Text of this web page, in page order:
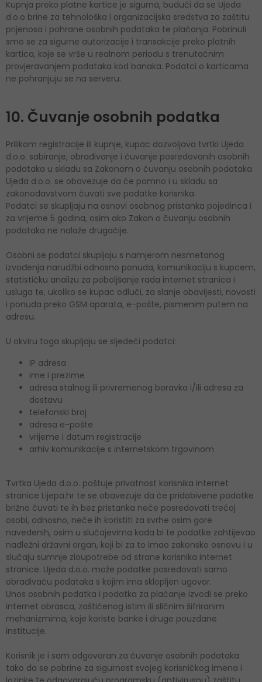
Kupnja preko platne kartice je sigurna, budući da se Ujeda
d.o.o brine za tehnološka i organizacijska sredstva za zaštitu
prijenosa i pohrane osobnih podataka te plaćanja. Pobrinuli
smo se za sigurne autorizacije i transakcije preko platnih
kartica, koje se vrše u realnom periodu s trenutačnim
provjeravanjem podataka kod banaka. Podatci o karticama
ne pohranjuju se na serveru.
10. Čuvanje osobnih podatka
Prilikom registracije ili kupnje, kupac dozvoljava tvrtki Ujeda
d.o.o. sabiranje, obrađivanje i čuvanje posredovanih osobnih
podataka u skladu sa Zakonom o čuvanju osobnih podataka.
Ujeda d.o.o. se obavezuje da će pomno i u skladu sa
zakonodavstvom čuvati sve podatke korisnika.
Podatci se skupljaju na osnovi osobnog pristanka pojedinca i
za vrijeme 5 godina, osim ako Zakon o čuvanju osobnih
podataka ne nalaže drugačije.
Osobni se podatci skupljaju s namjerom nesmetanog
izvođenja narudžbi odnosno ponuda, komunikaciju s kupcem,
statističku analizu za poboljšanje rada internet stranica i
usluga te, ukoliko se kupac odluči, za slanje obavijesti, novosti
i ponuda preko GSM aparata, e-pošte, pismenim putem na
adresu.
U okviru toga skupljaju se sljedeći podatci:
IP adresa
ime i prezime
adresa stalnog ili privremenog boravka i/ili adresa za
dostavu
telefonski broj
adresa e-pošte
vrijeme i datum registracije
arhiv komunikacije s internetskom trgovinom
Tvrtka Ujeda d.o.o. poštuje privatnost korisnika internet
stranice Lijepa.hr te se obavezuje da će pridobivene podatke
brižno čuvati te ih bez pristanka neće posredovati trećoj
osobi, odnosno, neće ih koristiti za svrhe osim gore
navedenih, osim u slučajevima kada bi te podatke zahtijevao
nadležni državni organ, koji bi za to imao zakonsko osnovu i u
slučaju sumnje zloupotrebe od strane korisnika internet
stranice. Ujeda d.o.o. može podatke posredovati samo
obrađivaču podataka s kojim ima sklopljen ugovor.
Unos osobnih podatka i podatka za plaćanje izvodi se preko
internet obrasca, zaštićenog istim ili sličnim šifriranim
mehanizmima, koje koriste banke i druge pouzdane
institucije.
Korisnik je i sam odgovoran za čuvanje osobnih podataka
tako da se pobrine za sigurnost svojeg korisničkog imena i